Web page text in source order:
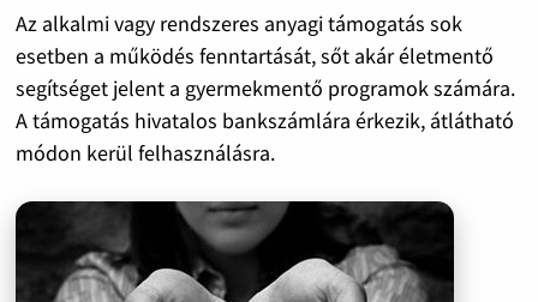
Az alkalmi vagy rendszeres anyagi támogatás sok
esetben a működés fenntartását, sőt akár életmentő
segítséget jelent a gyermekmentő programok számára.
A támogatás hivatalos bankszámlára érkezik, átlátható
módon kerül felhasználásra.